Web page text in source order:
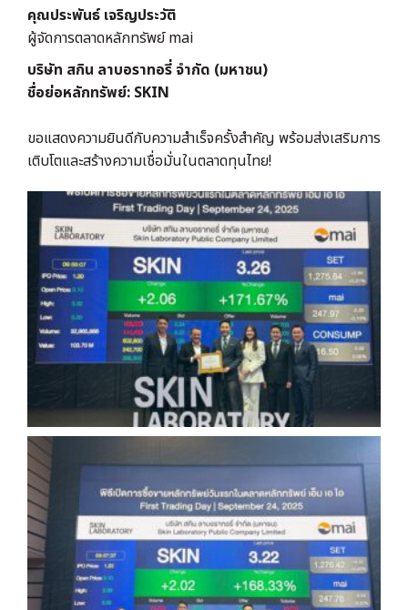
คุณประพันธ์ เจริญประวัติ
ผู้จัดการตลาดหลักทรัพย์ mai
บริษัท สกิน ลาบอราทอรี่ จำกัด (มหาชน)
ชื่อย่อหลักทรัพย์: SKIN
ขอแสดงความยินดีกับความสำเร็จครั้งสำคัญ พร้อมส่งเสริมการ
เติบโตและสร้างความเชื่อมั่นในตลาดทุนไทย!